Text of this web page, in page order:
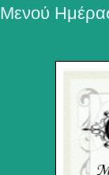
Μενού